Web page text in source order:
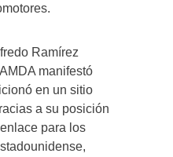
Ramírez
manifestó
en un sitio
a su posición
para los